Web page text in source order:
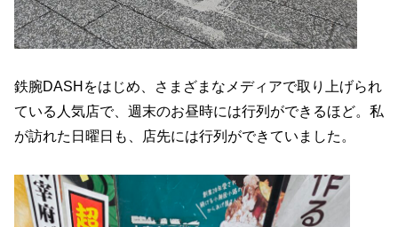
鉄腕DASHをはじめ、さまざまなメディアで取り上げられ
ている人気店で、週末のお昼時には行列ができるほど。私
が訪れた日曜日も、店先には行列ができていました。